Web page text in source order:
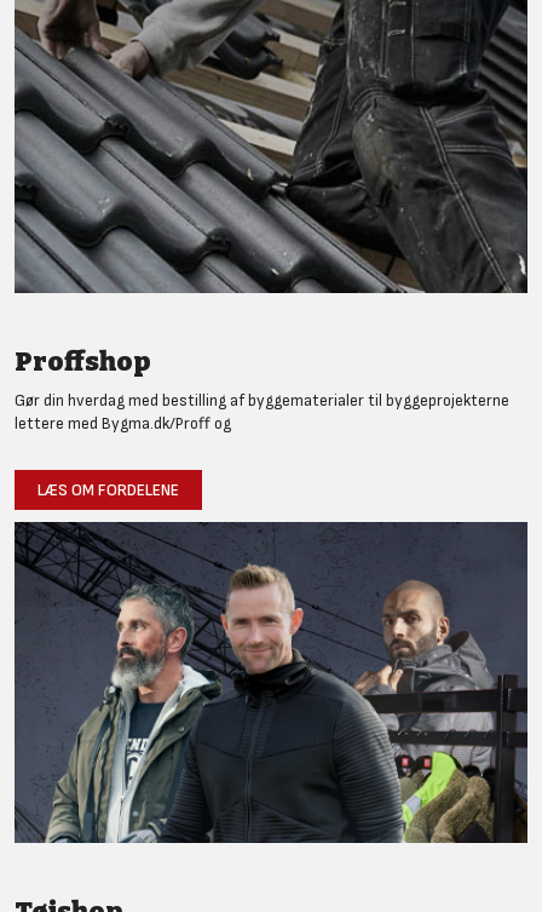
Proffshop
Gør din hverdag med bestilling af byggematerialer til byggeprojekterne
lettere med Bygma.dk/Proff og
LÆS OM FORDELENE